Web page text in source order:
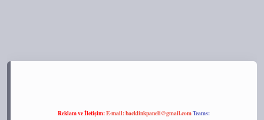
Reklam ve İletişim:E-mail:backlinkpaneli@gmail.comTeams: